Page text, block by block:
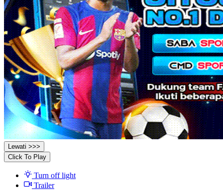
Lewati >>>
Click To Play
Turn off light
Trailer